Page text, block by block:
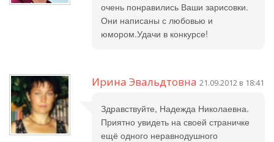
очень понравились Ваши зарисовки.
Они написаны с любовью и
юмором.Удачи в конкурсе!
Ирина Эвальдтовна 21.09.2012 в 18:41
Здравствуйте, Надежда Николаевна.
Приятно увидеть на своей страничке
ещё одного неравнодушного